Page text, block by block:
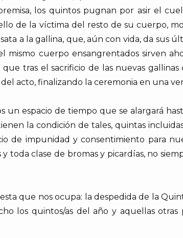
los quintos pugnan por asir el
de la víctima del resto de su cuerpo,
a la gallina, que, aún con vida, da sus
mismo cuerpo ensangrentados sirven
tras el sacrificio de las nuevas gallinas
acto, finalizando la ceremonia en una
un espacio de tiempo que se alargará
la condición de tales, quintas
de impunidad y consentimiento para
clase de bromas y picardías, no
que nos ocupa: la despedida de la
los quintos/as del año y aquellas otras